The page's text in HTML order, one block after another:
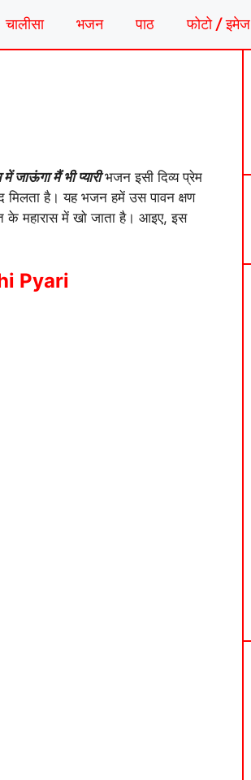
चालीसा भजन पाठ फोटो / इमेज
में जाऊंगा मैं भी प्यारीभजन इसी दिव्य प्रेम
है। यह भजन हमें उस पावन क्षण
के महारास में खो जाता है। आइए, इस
Pyari